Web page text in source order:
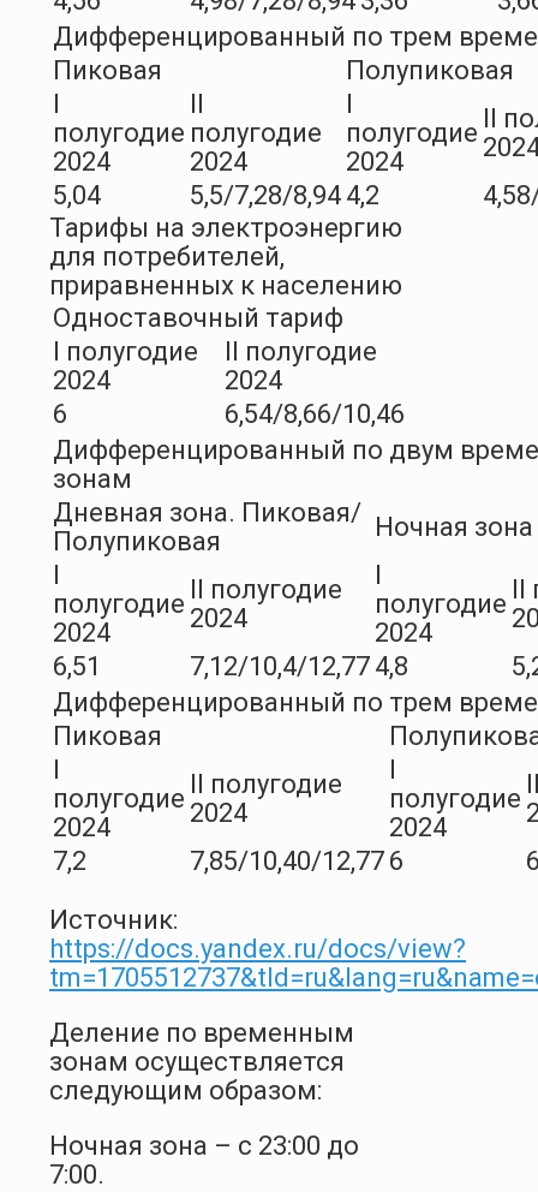
Дифференцированный по трем
Пиковая
Полупиковая
полугодие
2024
полугодие
2024
полугодие
2024
II
5,04
5,5/7,28/8,94 4,2
Тарифы на электроэнергию
для потребителей,
приравненных к населению
Одноставочный тариф
I полугодие
2024
II полугодие
2024
6
6,54/8,66/10,46
Дифференцированный по двум
зонам
Дневная зона. Пиковая/
Полупиковая
Ночная зона
полугодие
2024
II полугодие
2024
полугодие
2024
6,51
7,12/10,4/12,77 4,8
Дифференцированный по трем
Пиковая
полугодие
2024
II полугодие
2024
полугодие
2024
7,2
7,85/10,40/12,77 6
Источник:
https://docs.yandex.ru/docs/view?
Деление по временным
зонам осуществляется
следующим образом:
Ночная зона – с 23:00 до
7:00.